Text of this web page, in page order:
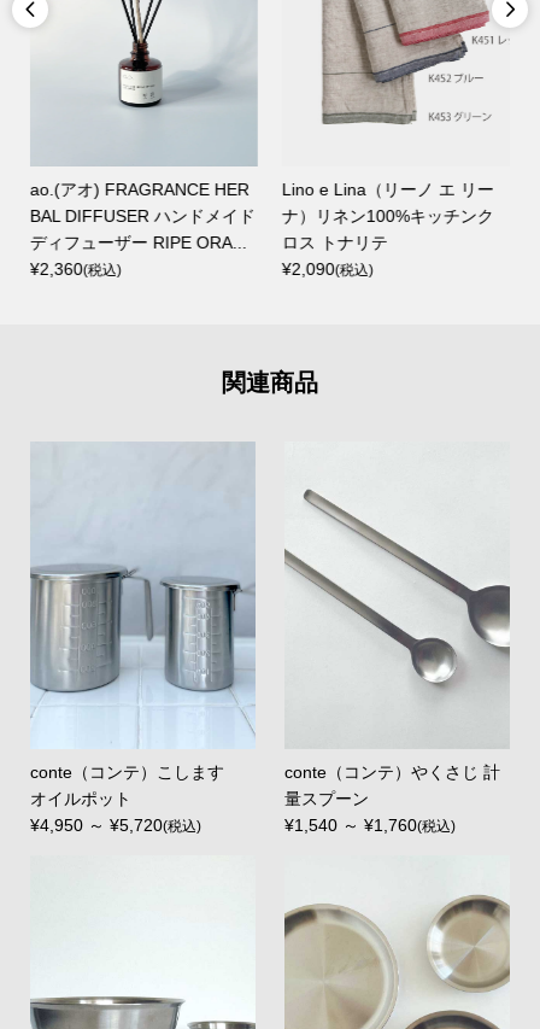

リー
ンク
NIOCAN（ニオキャン）消
臭・除菌スプレー 第一工業
製薬 500mlボトル/1000ml...
¥1,870 ～ ¥3,300
MAGALI（マガリ）
Mistlit コットンリネン
ギャザースカート／ブル
¥36,300

関連商品
conte（コンテ）こします
オイルポット
¥4,950 ～ ¥5,720(税込)
conte（コンテ）やくさじ 計
量スプーン
¥1,540 ～ ¥1,760(税込)